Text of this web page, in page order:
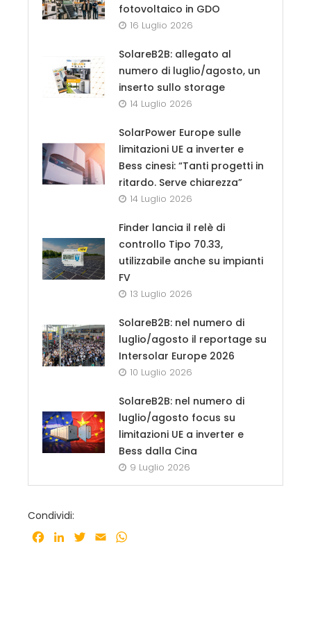
fotovoltaico in GDO
16 Luglio 2026
SolareB2B: allegato al
numero di luglio/agosto, un
inserto sullo storage
14 Luglio 2026
SolarPower Europe sulle
limitazioni UE a inverter e
Bess cinesi: “Tanti progetti in
ritardo. Serve chiarezza”
14 Luglio 2026
Finder lancia il relè di
controllo Tipo 70.33,
utilizzabile anche su impianti
FV
13 Luglio 2026
SolareB2B: nel numero di
luglio/agosto il reportage su
Intersolar Europe 2026
10 Luglio 2026
SolareB2B: nel numero di
luglio/agosto focus su
limitazioni UE a inverter e
Bess dalla Cina
9 Luglio 2026
Condividi:
Facebook
LinkedInTwitter
Email